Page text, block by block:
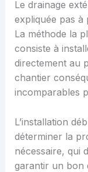
Le drainage
expliquée pas à
La méthode la
consiste à
directement au
chantier
incomparables
L’installation
déterminer la
nécessaire, qui
garantir un bon